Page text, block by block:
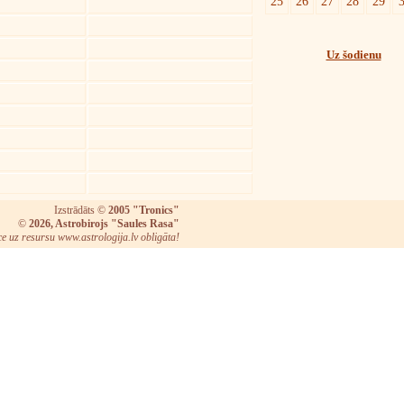
Uz šodienu
Izstrādāts © 2005 "Tronics"
© 2026, Astrobirojs "Saules Rasa"
uz resursu www.astrologija.lv obligāta!